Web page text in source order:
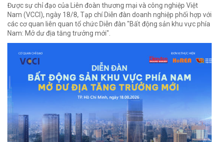
Được sự chỉ đạo của Liên đoàn thương mại và công nghiệp Việt
Nam (VCCI), ngày 18/8, Tạp chí Diễn đàn doanh nghiệp phối hợp với
các cơ quan liên quan tổ chức Diễn đàn "Bất động sản khu vực phía
Nam: Mở dư địa tăng trưởng mới".